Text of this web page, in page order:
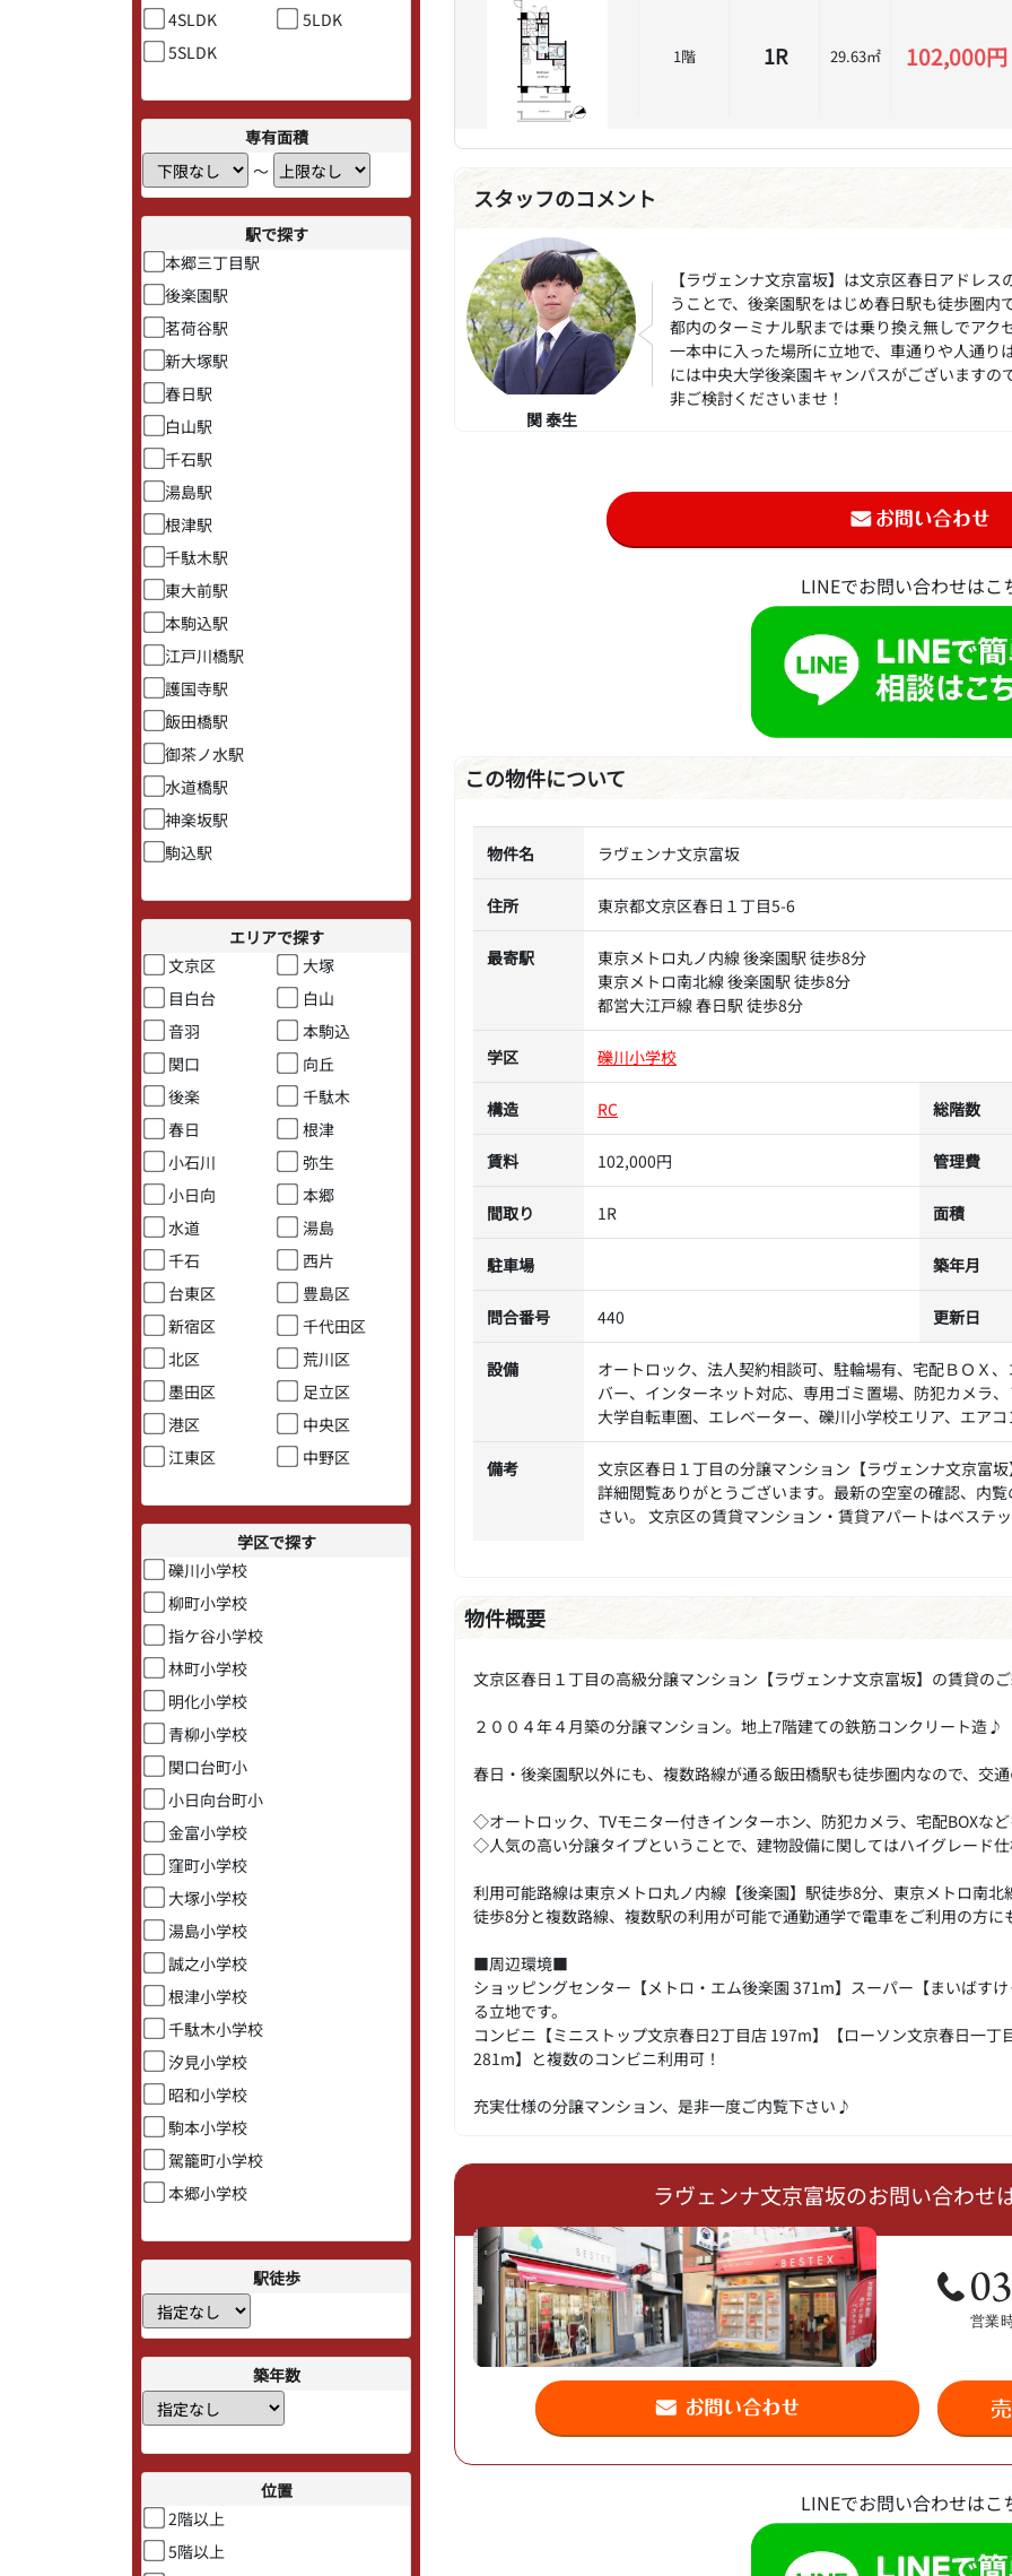
4SLDK
5LDK
5SLDK
専有面積
〜
駅で探す
本郷三丁目駅
後楽園駅
茗荷谷駅
新大塚駅
春日駅
白山駅
千石駅
湯島駅
根津駅
千駄木駅
東大前駅
本駒込駅
江戸川橋駅
護国寺駅
飯田橋駅
御茶ノ水駅
水道橋駅
神楽坂駅
駒込駅
エリアで探す
文京区
大塚
目白台
白山
音羽
本駒込
関口
向丘
後楽
千駄木
春日
根津
小石川
弥生
小日向
本郷
水道
湯島
千石
西片
台東区
豊島区
新宿区
千代田区
北区
荒川区
墨田区
足立区
港区
中央区
江東区
中野区
学区で探す
礫川小学校
柳町小学校
指ケ谷小学校
林町小学校
明化小学校
青柳小学校
関口台町小
小日向台町小
金富小学校
窪町小学校
大塚小学校
湯島小学校
誠之小学校
根津小学校
千駄木小学校
汐見小学校
昭和小学校
駒本小学校
駕籠町小学校
本郷小学校
駅徒歩
築年数
位置
2階以上
5階以上
1階 1R 29.63㎡ 102,000円
スタッフのコメント
関 泰生
【ラヴェンナ文京富坂】は文京区春日アドレ
うことで、後楽園駅をはじめ春日駅も徒歩圏
都内のターミナル駅までは乗り換え無しでア
一本中に入った場所に立地で、車通りや人通
には中央大学後楽園キャンパスがございます
非ご検討くださいませ！
LINEでお問い合わせはこ
この物件について
物件名 ラヴェンナ文京富坂
住所 東京都文京区春日１丁目5-6
最寄駅
東京メトロ丸ノ内線 後楽園駅 徒歩8分
東京メトロ南北線 後楽園駅 徒歩8分
都営大江戸線 春日駅 徒歩8分
学区 礫川小学校
構造 RC 総階数
賃料 102,000円 管理費
間取り 1R 面積
駐車場 築年月
問合番号 440 更新日
設備
オートロック、法人契約相談可、駐輪場有、宅配ＢＯＸ
バー、インターネット対応、専用ゴミ置場、防犯カメラ
大学自転車圏、エレベーター、礫川小学校エリア、エア
備考
文京区春日１丁目の分譲マンション【ラヴェンナ文京富
詳細閲覧ありがとうございます。最新の空室の確認、内
さい。 文京区の賃貸マンション・賃貸アパートはベステ
物件概要
文京区春日１丁目の高級分譲マンション【ラヴェンナ文京富坂】の賃貸の
２００４年４月築の分譲マンション。地上7階建ての鉄筋コンクリート造♪
春日・後楽園駅以外にも、複数路線が通る飯田橋駅も徒歩圏内なので、交
◇オートロック、TVモニター付きインターホン、防犯カメラ、宅配BOXな
◇人気の高い分譲タイプということで、建物設備に関してはハイグレード
利用可能路線は東京メトロ丸ノ内線【後楽園】駅徒歩8分、東京メトロ南
徒歩8分と複数路線、複数駅の利用が可能で通勤通学で電車をご利用の方
■周辺環境■
ショッピングセンター【メトロ・エム後楽園 371m】スーパー【まいばす
る立地です。
コンビニ【ミニストップ文京春日2丁目店 197m】【ローソン文京春日一
281m】と複数のコンビニ利用可！
充実仕様の分譲マンション、是非一度ご内覧下さい♪
ラヴェンナ文京富坂のお問い合わせ
LINEでお問い合わせはこ